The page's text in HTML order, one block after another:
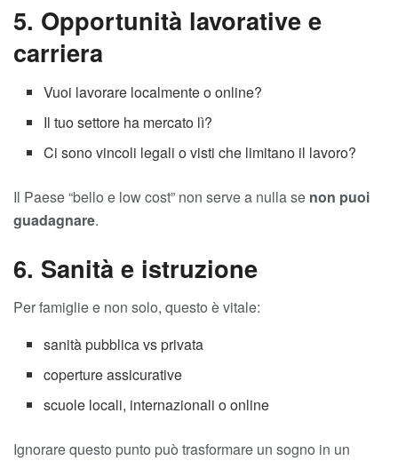
5. Opportunità lavorative e
carriera
Vuoi lavorare localmente o online?
Il tuo settore ha mercato lì?
Ci sono vincoli legali o visti che limitano il lavoro?
Il Paese “bello e low cost” non serve a nulla se non puoi
guadagnare.
6. Sanità e istruzione
Per famiglie e non solo, questo è vitale:
sanità pubblica vs privata
coperture assicurative
scuole locali, internazionali o online
Ignorare questo punto può trasformare un sogno in un